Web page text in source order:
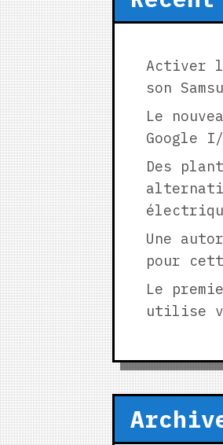
Activer
son
Le
Google I/
Des
Une
pour
Le
utilise